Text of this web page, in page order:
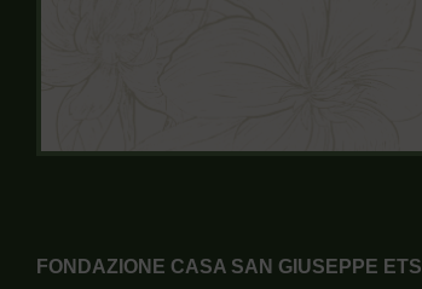
FONDAZIONE CASA SAN GIUSEPPE ETS